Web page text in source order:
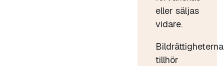
eller säljas
vidare.
Bildrättigheterna
tillhör